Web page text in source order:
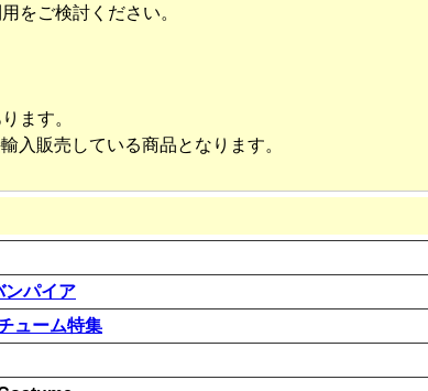
をご検討ください。
ます。
入販売している商品となります。
ンパイア
ューム特集